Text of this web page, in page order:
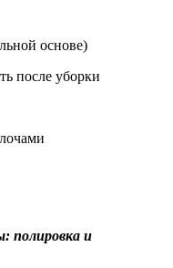
основе)
после уборки
полировка и